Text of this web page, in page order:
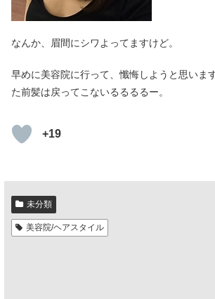
なんか、眉間にシワよってますけど。
早めに美容院に行って、懺悔しようと思いま
た前髪は戻ってこないるるるるー。
+19
未分類
美容院/ヘアスタイル